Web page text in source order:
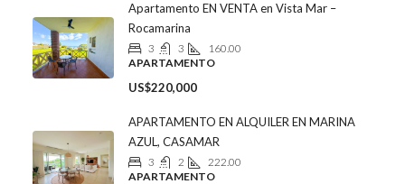
Apartamento EN VENTA en Vista Mar –
Rocamarina
3 3
160.00
APARTAMENTO
US$220,000
APARTAMENTO EN ALQUILER EN MARINA
AZUL, CASAMAR
3 2
222.00
APARTAMENTO